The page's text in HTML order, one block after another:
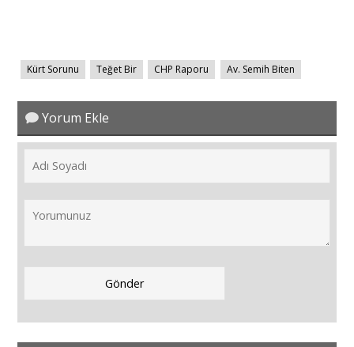
Kürt Sorunu Teğet Bir CHP Raporu Av. Semih Biten
Yorum Ekle